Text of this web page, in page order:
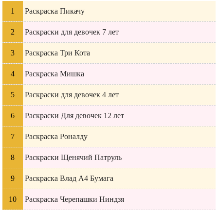
Раскраска Пикачу
Раскраски для девочек 7 лет
Раскраска Три Кота
Раскраска Мишка
Раскраски для девочек 4 лет
Раскраски Для девочек 12 лет
Раскраска Роналду
Раскраски Щенячий Патруль
Раскраска Влад А4 Бумага
Раскраска Черепашки Ниндзя